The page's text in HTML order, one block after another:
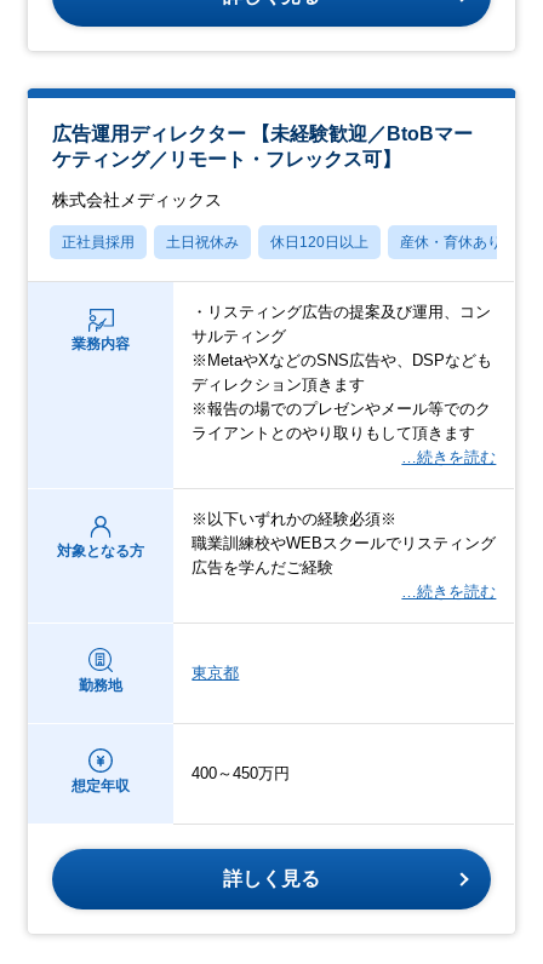
広告運用ディレクター 【未経験歓迎／BtoBマー
ケティング／リモート・フレックス可】
株式会社メディックス
正社員採用 土日祝休み 休日120日以上 産休・育休あり
業務内容
・リスティング広告の提案及び運用、コン
サルティング
※MetaやXなどのSNS広告や、DSPなども
ディレクション頂きます
※報告の場でのプレゼンやメール等でのク
ライアントとのやり取りもして頂きます
…続きを読む
対象となる方
※以下いずれかの経験必須※
職業訓練校やWEBスクールでリスティング
広告を学んだご経験
…続きを読む
勤務地
東京都
想定年収
400～450万円
詳しく見る